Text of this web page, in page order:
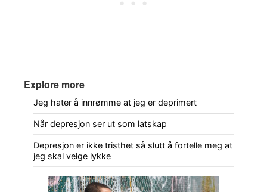
Explore more
Jeg hater å innrømme at jeg er deprimert
Når depresjon ser ut som latskap
Depresjon er ikke tristhet så slutt å fortelle meg at
jeg skal velge lykke